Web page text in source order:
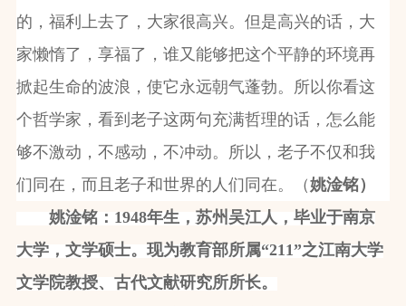
的，福利上去了，大家很高兴。但是高兴的话，大
家懒惰了，享福了，谁又能够把这个平静的环境再
掀起生命的波浪，使它永远朝气蓬勃。所以你看这
个哲学家，看到老子这两句充满哲理的话，怎么能
够不激动，不感动，不冲动。所以，老子不仅和我
们同在，而且老子和世界的人们同在。（姚淦铭）
姚淦铭：1948年生，苏州吴江人，毕业于南京
大学，文学硕士。现为教育部所属“211”之江南大学
文学院教授、古代文献研究所所长。